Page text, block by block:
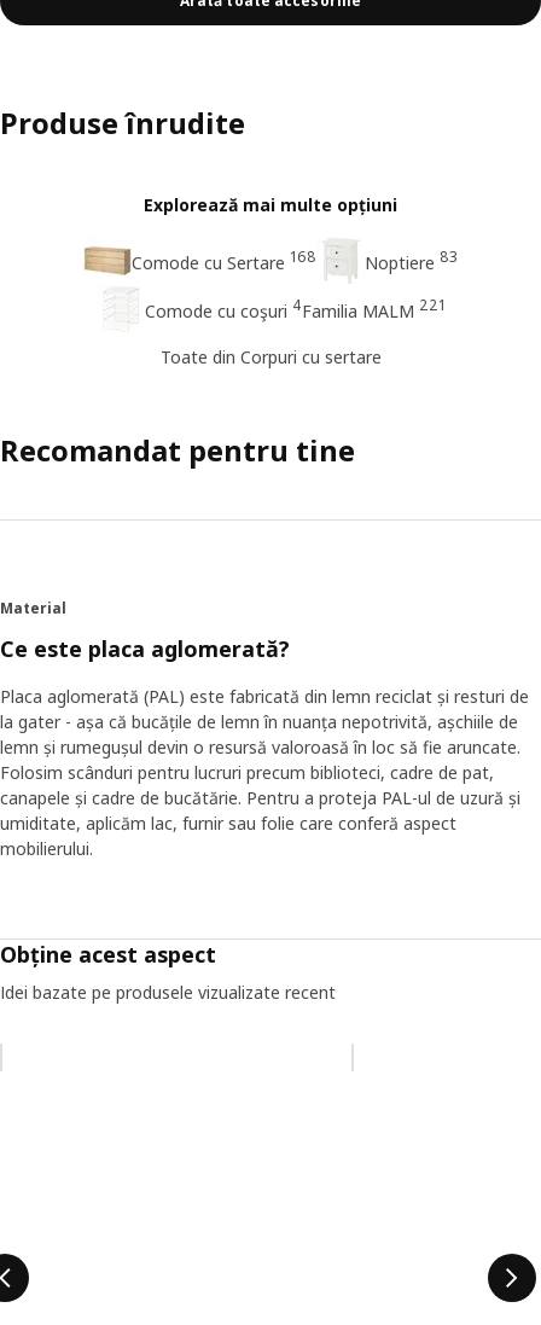
Produse înrudite
Explorează mai multe opțiuni
Comode cu Sertare 168 Noptiere 83
Comode cu coşuri 4Familia MALM 221
Toate din Corpuri cu sertare
Recomandat pentru tine
Material
Ce este placa aglomerată?
Placa aglomerată (PAL) este fabricată din lemn reciclat și resturi de
la gater - așa că bucățile de lemn în nuanța nepotrivită, așchiile de
lemn și rumegușul devin o resursă valoroasă în loc să fie aruncate.
Folosim scânduri pentru lucruri precum biblioteci, cadre de pat,
canapele și cadre de bucătărie. Pentru a proteja PAL-ul de uzură și
umiditate, aplicăm lac, furnir sau folie care conferă aspect
mobilierului.
Obține acest aspect
Idei bazate pe produsele vizualizate recent